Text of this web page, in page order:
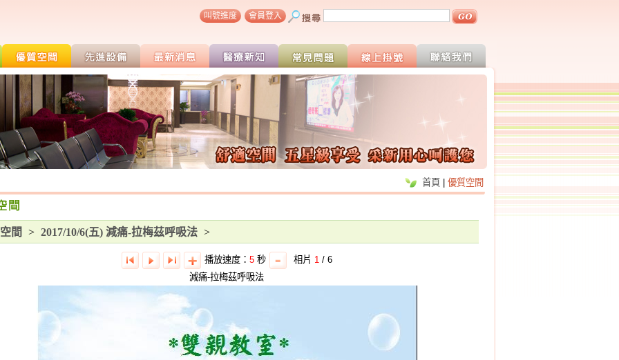
會員登入
叫號進度
首頁 優質空間
間 > 2017/10/6(五) 減痛-拉梅茲呼吸法 >
播放速度： 5秒 相片 1/ 6
減痛-拉梅茲呼吸法